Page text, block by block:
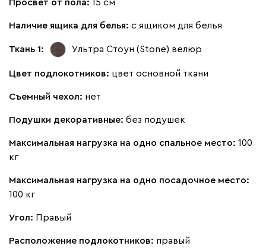
Просвет от пола: 15 см
Наличие ящика для белья: с ящиком для белья
Ткань 1: Ультра Стоун (Stone) велюр
Цвет подлокотников: цвет основной ткани
Съемный чехол: нет
Подушки декоративные: без подушек
Максимальная нагрузка на одно спальное место: 100
кг
Максимальная нагрузка на одно посадочное место:
100 кг
Угол: Правый
Расположение подлокотников: правый